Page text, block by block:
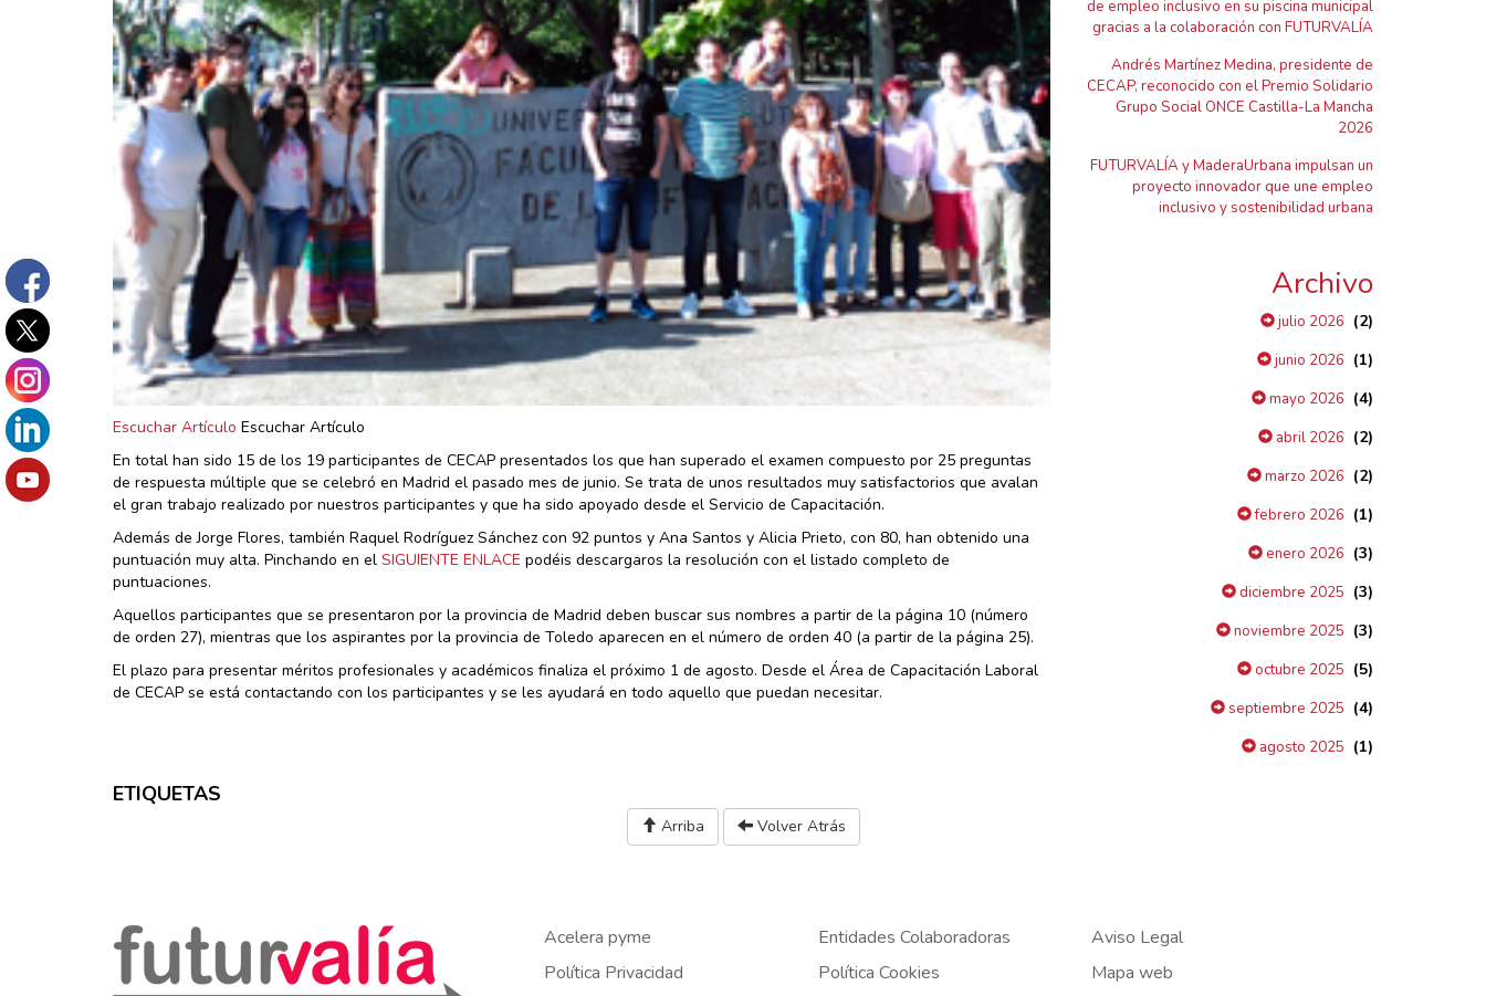
Escuchar Artículo Escuchar Artículo
En total han sido 15 de los 19 participantes de CECAP presentados los que han superado el examen compuesto por 25 preguntas
de respuesta múltiple que se celebró en Madrid el pasado mes de junio. Se trata de unos resultados muy satisfactorios que avalan
el gran trabajo realizado por nuestros participantes y que ha sido apoyado desde el Servicio de Capacitación.
Además de Jorge Flores, también Raquel Rodríguez Sánchez con 92 puntos y Ana Santos y Alicia Prieto, con 80, han obtenido una
puntuación muy alta. Pinchando en el SIGUIENTE ENLACE podéis descargaros la resolución con el listado completo de
puntuaciones.
Aquellos participantes que se presentaron por la provincia de Madrid deben buscar sus nombres a partir de la página 10 (número
de orden 27), mientras que los aspirantes por la provincia de Toledo aparecen en el número de orden 40 (a partir de la página 25).
El plazo para presentar méritos profesionales y académicos finaliza el próximo 1 de agosto. Desde el Área de Capacitación Laboral
de CECAP se está contactando con los participantes y se les ayudará en todo aquello que puedan necesitar.
de empleo inclusivo en su piscina municipal
gracias a la colaboración con FUTURVALÍA
Andrés Martínez Medina, presidente de
CECAP, reconocido con el Premio Solidario
Grupo Social ONCE Castilla-La Mancha
2026
FUTURVALÍA y MaderaUrbana impulsan un
proyecto innovador que une empleo
inclusivo y sostenibilidad urbana
Archivo
julio 2026 (2)
junio 2026 (1)
mayo 2026 (4)
abril 2026 (2)
marzo 2026 (2)
febrero 2026 (1)
enero 2026 (3)
diciembre 2025 (3)
noviembre 2025 (3)
octubre 2025 (5)
septiembre 2025 (4)
agosto 2025 (1)
ETIQUETAS
Arriba Volver Atrás
Acelera pyme Entidades Colaboradoras
Aviso Legal
Política Privacidad
Política Cookies Mapa web